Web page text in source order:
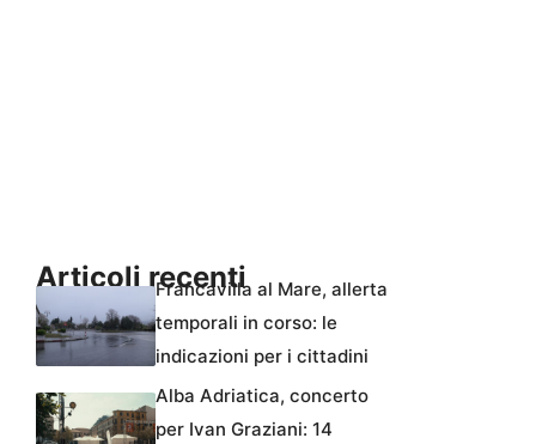
Articoli recentiFrancavilla al Mare, allerta
temporali in corso: le
indicazioni per i cittadini
Alba Adriatica, concerto
per Ivan Graziani: 14